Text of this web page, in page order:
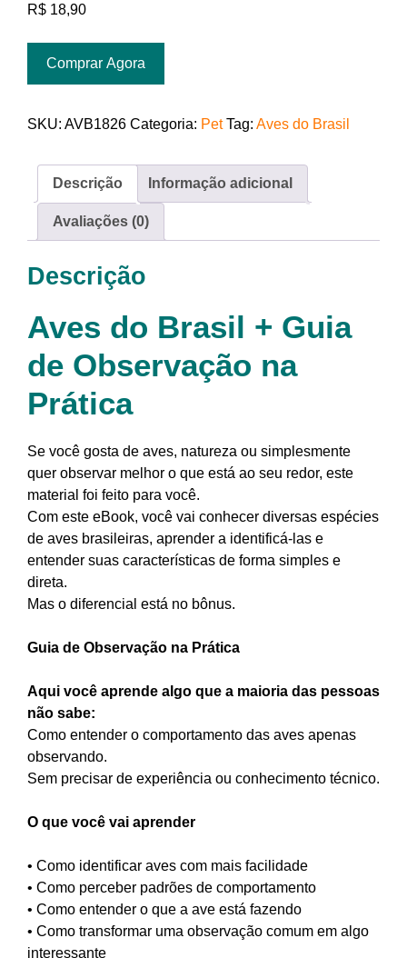
R$ 18,90
Comprar Agora
SKU: AVB1826 Categoria: Pet Tag: Aves do Brasil
Descrição Informação adicional
Avaliações (0)
Descrição
Aves do Brasil + Guia
de Observação na
Prática
Se você gosta de aves, natureza ou simplesmente
quer observar melhor o que está ao seu redor, este
material foi feito para você.
Com este eBook, você vai conhecer diversas espécies
de aves brasileiras, aprender a identificá-las e
entender suas características de forma simples e
direta.
Mas o diferencial está no bônus.
Guia de Observação na Prática
Aqui você aprende algo que a maioria das pessoas
não sabe:
Como entender o comportamento das aves apenas
observando.
Sem precisar de experiência ou conhecimento técnico.
O que você vai aprender
• Como identificar aves com mais facilidade
• Como perceber padrões de comportamento
• Como entender o que a ave está fazendo
• Como transformar uma observação comum em algo
interessante